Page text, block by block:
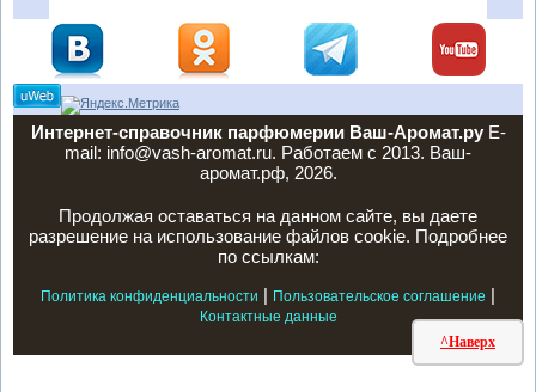
^Наверх
Интернет-справочник парфюмерии Ваш-Аромат.руE-
mail: info@vash-aromat.ru. Работаем с 2013. Ваш-
аромат.рф, 2026.
Продолжая оставаться на данном сайте, вы даете
разрешение на использование файлов cookie. Подробнее
по ссылкам:
Политика конфиденциальности | Пользовательское соглашение |
Контактные данные